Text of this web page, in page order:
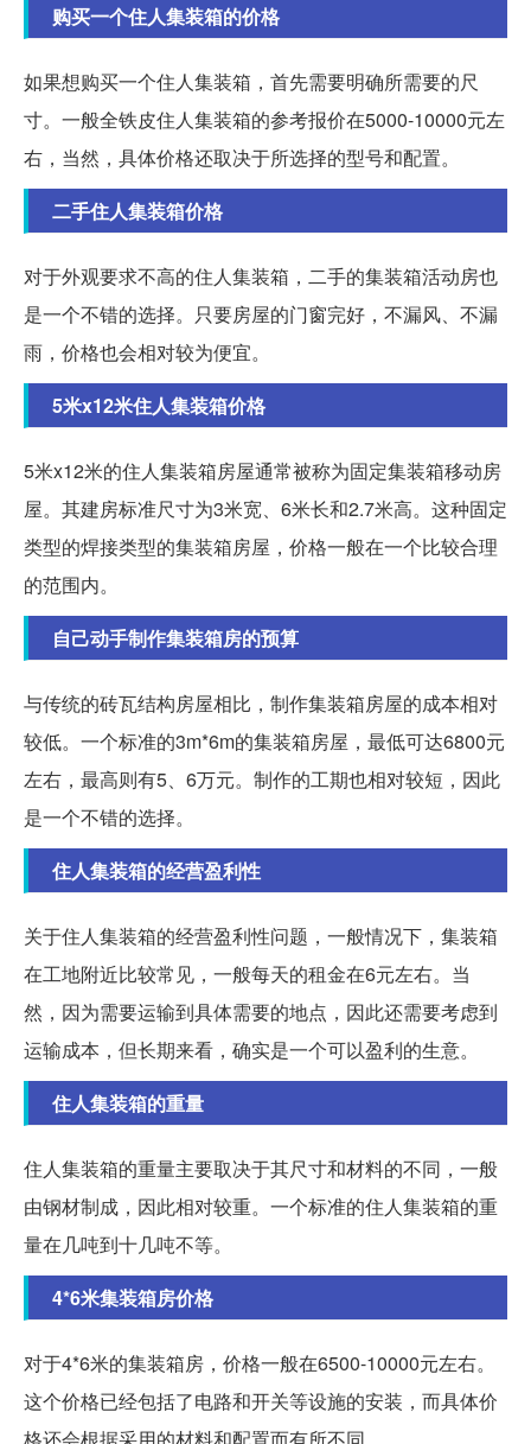
购买一个住人集装箱的价格
如果想购买一个住人集装箱，首先需要明确所需要的尺
寸。一般全铁皮住人集装箱的参考报价在5000-10000元左
右，当然，具体价格还取决于所选择的型号和配置。
二手住人集装箱价格
对于外观要求不高的住人集装箱，二手的集装箱活动房也
是一个不错的选择。只要房屋的门窗完好，不漏风、不漏
雨，价格也会相对较为便宜。
5米x12米住人集装箱价格
5米x12米的住人集装箱房屋通常被称为固定集装箱移动房
屋。其建房标准尺寸为3米宽、6米长和2.7米高。这种固定
类型的焊接类型的集装箱房屋，价格一般在一个比较合理
的范围内。
自己动手制作集装箱房的预算
与传统的砖瓦结构房屋相比，制作集装箱房屋的成本相对
较低。一个标准的3m*6m的集装箱房屋，最低可达6800元
左右，最高则有5、6万元。制作的工期也相对较短，因此
是一个不错的选择。
住人集装箱的经营盈利性
关于住人集装箱的经营盈利性问题，一般情况下，集装箱
在工地附近比较常见，一般每天的租金在6元左右。当
然，因为需要运输到具体需要的地点，因此还需要考虑到
运输成本，但长期来看，确实是一个可以盈利的生意。
住人集装箱的重量
住人集装箱的重量主要取决于其尺寸和材料的不同，一般
由钢材制成，因此相对较重。一个标准的住人集装箱的重
量在几吨到十几吨不等。
4*6米集装箱房价格
对于4*6米的集装箱房，价格一般在6500-10000元左右。
这个价格已经包括了电路和开关等设施的安装，而具体价